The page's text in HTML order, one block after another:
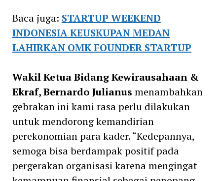
Baca juga: STARTUP WEEKEND
INDONESIA KEUSKUPAN MEDAN
LAHIRKAN OMK FOUNDER STARTUP
Wakil Ketua Bidang Kewirausahaan &
Ekraf, Bernardo Julianus menambahkan
gebrakan ini kami rasa perlu dilakukan
untuk mendorong kemandirian
perekonomian para kader. “Kedepannya,
semoga bisa berdampak positif pada
pergerakan organisasi karena mengingat